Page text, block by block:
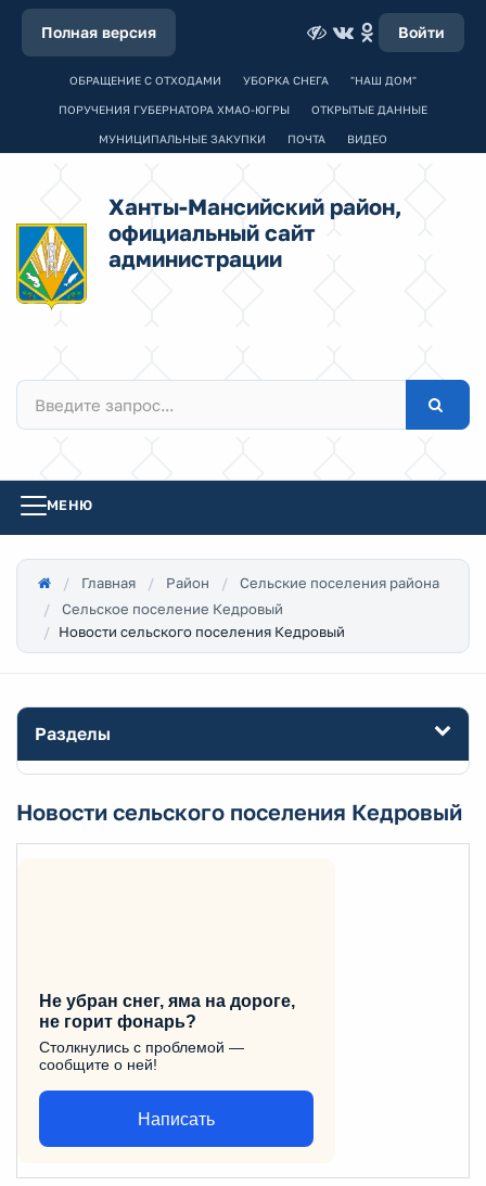
Полная версия Войти
ОБРАЩЕНИЕ С ОТХОДАМИ УБОРКА СНЕГА "НАШ ДОМ"
ПОРУЧЕНИЯ ГУБЕРНАТОРА ХМАО-ЮГРЫ ОТКРЫТЫЕ ДАННЫЕ
МУНИЦИПАЛЬНЫЕ ЗАКУПКИ ПОЧТА ВИДЕО
Ханты-Мансийский район,
официальный сайт
администрации
МЕНЮ
Главная Район
Сельские поселения района
Сельское поселение Кедровый
Новости сельского поселения Кедровый
Разделы
Новости сельского поселения Кедровый
Не убран снег, яма на дороге,
не горит фонарь?
Столкнулись с проблемой —
сообщите о ней!
Написать